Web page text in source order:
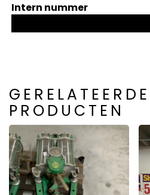
Intern nummer
GERELATEERDE
PRODUCTEN